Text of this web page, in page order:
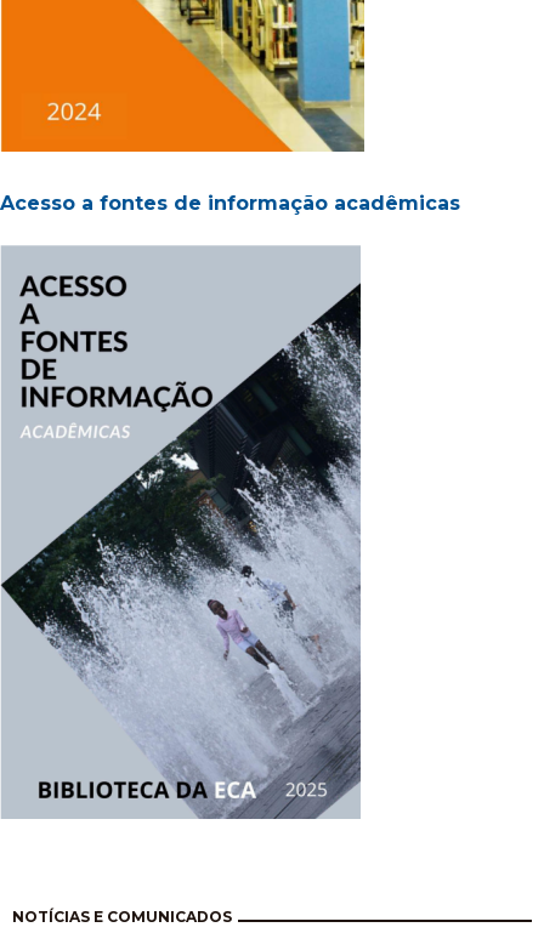
Acesso a fontes de informação acadêmicas
NOTÍCIAS E COMUNICADOS
Pagination